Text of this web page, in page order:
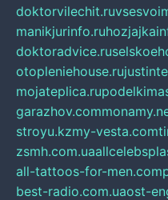
doktorvilechit.ru
manikjurinfo.ru
doktoradvice.ru
otopleniehouse.ru
mojateplica.ru
garazhov.com
stroyu.kzmy-vesta.com
zsmh.com.ua
all-tattoos-for-men.com
best-radio.com.uaost-